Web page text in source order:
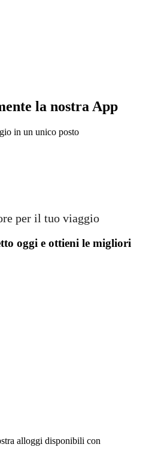
la nostra App
in un unico posto
per il tuo viaggio
oggi e ottieni le migliori
alloggi disponibili con